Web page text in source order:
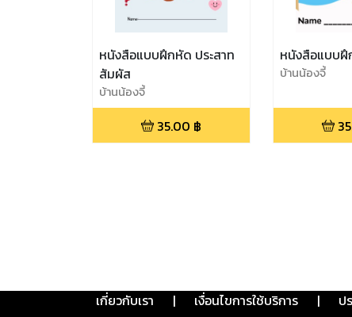
หนังสือแบบฝึกหัด ประสาท
สัมผัส
บ้านน้องจี้
35.00 ฿
หนังสือแบบ
บ้านน้องจี้
เกี่ยวกับเรา | เงื่อนไขการใช้บริการ | ป